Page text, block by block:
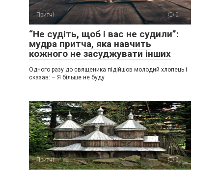
Притчі 0
“Не судіть, щоб і вас не судили”:
мудра притча, яка навчить
кожного не засуджувати інших
Одного разу до священика підійшов молодий хлопець і
сказав: – Я більше не буду
Притчі 0